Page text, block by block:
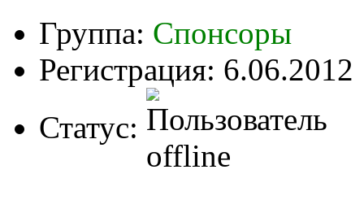
Группа: Спонсоры
Регистрация: 6.06.2012
Статус: